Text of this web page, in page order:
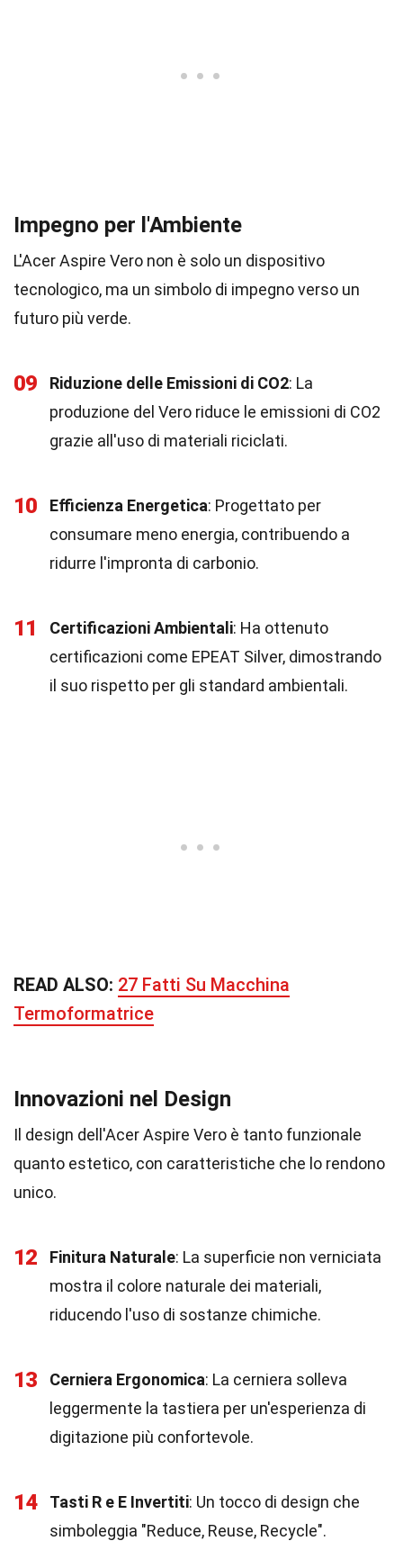
Impegno per l'Ambiente
L'Acer Aspire Vero non è solo un dispositivo
tecnologico, ma un simbolo di impegno verso un
futuro più verde.
09 Riduzione delle Emissioni di CO2: La
produzione del Vero riduce le emissioni di CO2
grazie all'uso di materiali riciclati.
10 Efficienza Energetica: Progettato per
consumare meno energia, contribuendo a
ridurre l'impronta di carbonio.
11 Certificazioni Ambientali: Ha ottenuto
certificazioni come EPEAT Silver, dimostrando
il suo rispetto per gli standard ambientali.
READ ALSO: 27 Fatti Su Macchina
Termoformatrice
Innovazioni nel Design
Il design dell'Acer Aspire Vero è tanto funzionale
quanto estetico, con caratteristiche che lo rendono
unico.
12 Finitura Naturale: La superficie non verniciata
mostra il colore naturale dei materiali,
riducendo l'uso di sostanze chimiche.
13 Cerniera Ergonomica: La cerniera solleva
leggermente la tastiera per un'esperienza di
digitazione più confortevole.
14 Tasti R e E Invertiti: Un tocco di design che
simboleggia "Reduce, Reuse, Recycle".